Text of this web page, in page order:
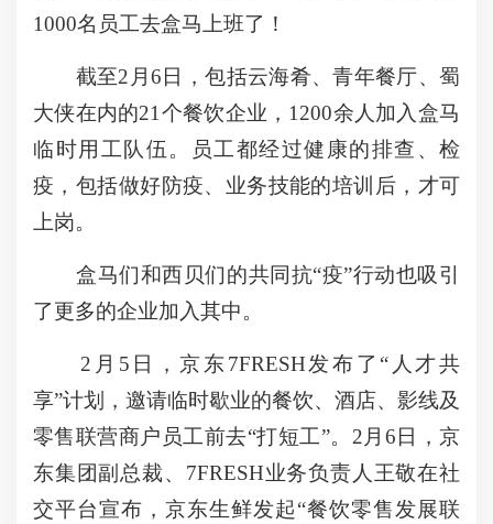
1000名员工去盒马上班了！
截至2月6日，包括云海肴、青年餐厅、蜀
大侠在内的21个餐饮企业，1200余人加入盒马
临时用工队伍。员工都经过健康的排查、检
疫，包括做好防疫、业务技能的培训后，才可
上岗。
盒马们和西贝们的共同抗“疫”行动也吸引
了更多的企业加入其中。
2月5日，京东7FRESH发布了“人才共
享”计划，邀请临时歇业的餐饮、酒店、影线及
零售联营商户员工前去“打短工”。2月6日，京
东集团副总裁、7FRESH业务负责人王敬在社
交平台宣布，京东生鲜发起“餐饮零售发展联